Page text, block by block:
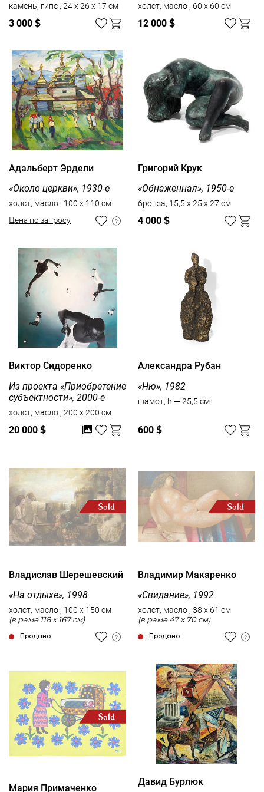
камень, гипс , 24 х 26 х 17 см
3 000 $
холст, масло , 60 x 60 см
12 000 $
Адальберт Эрдели
«Около церкви», 1930-е
холст, масло , 100 x 110 см
Цена по запросу
Григорий Крук
«Обнаженная», 1950-е
бронза, 15,5 х 25 х 27 см
4 000 $
Виктор Сидоренко
Из проекта «Приобретение
субъектности», 2000-е
холст, масло , 200 x 200 см
20 000 $
Александра Рубан
«Ню», 1982
шамот, h — 25,5 см
600 $
Владислав Шерешевский
«На отдыхе», 1998
холст, масло , 100 x 150 см
(в раме 118 x 167 см)
Продано
Владимир Макаренко
«Свидание», 1992
холст, масло , 38 x 61 см
(в раме 47 x 70 см)
Продано
Мария Примаченко
Давид Бурлюк